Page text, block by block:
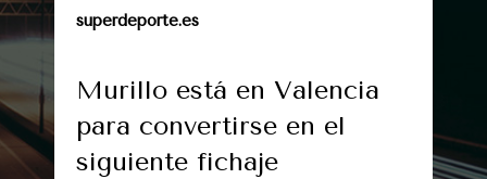
superdeporte.es
Murillo está en Valencia
para convertirse en el
siguiente fichaje